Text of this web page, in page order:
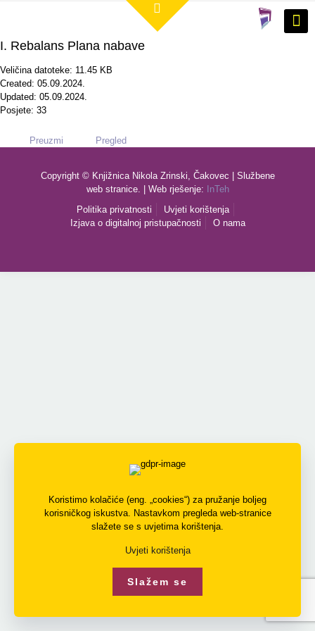
I. Rebalans Plana nabave
Veličina datoteke: 11.45 KB
Created: 05.09.2024.
Updated: 05.09.2024.
Posjete: 33
Preuzmi Pregled
Copyright © Knjižnica Nikola Zrinski, Čakovec | Službene
web stranice. | Web rješenje:
InTeh
Politika privatnosti
Uvjeti korištenja
Izjava o digitalnoj pristupačnosti
O nama
Koristimo kolačiće (eng. „cookies“) za pružanje boljeg
korisničkog iskustva. Nastavkom pregleda web-stranice
slažete se s uvjetima korištenja.
Uvjeti korištenja
Slažem se